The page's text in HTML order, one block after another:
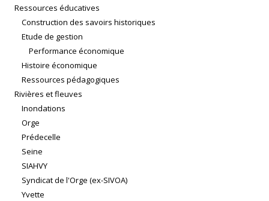
Ressources éducatives
Construction des savoirs historiques
Etude de gestion
Performance économique
Histoire économique
Ressources pédagogiques
Rivières et fleuves
Inondations
Orge
Prédecelle
Seine
SIAHVY
Syndicat de l'Orge (ex-SIVOA)
Yvette